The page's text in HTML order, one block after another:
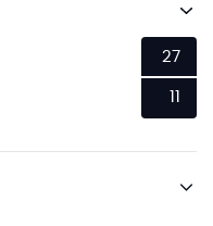
27